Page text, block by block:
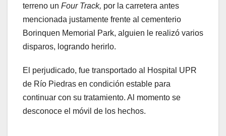
terreno un Four Track, por la carretera antes
mencionada justamente frente al cementerio
Borinquen Memorial Park, alguien le realizó varios
disparos, logrando herirlo.
El perjudicado, fue transportado al Hospital UPR
de Río Piedras en condición estable para
continuar con su tratamiento. Al momento se
desconoce el móvil de los hechos.